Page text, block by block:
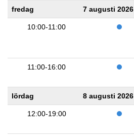
fredag 7 augusti 2026
10:00-11:00
11:00-16:00
lördag 8 augusti 2026
12:00-19:00